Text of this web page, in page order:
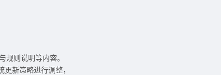
则说明等内容。
新策略进行调整，